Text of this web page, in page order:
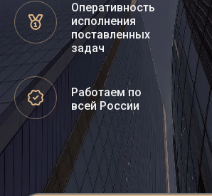
Оперативность
исполнения
поставленных
задач
Работаем по
всей России